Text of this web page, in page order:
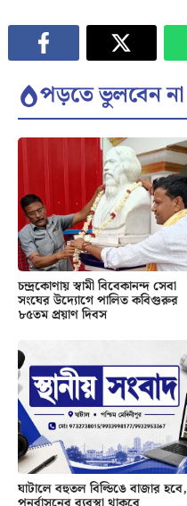
পড়তে ভুলবেন না
চন্দ্রকোণায় স্বামী বিবেকানন্দ সেবা
সংঘের উদ্যোগে পালিত কবিগুরুর
৮৫তম প্রয়াণ দিবস
ঘাটালে বহুতল বিল্ডিঙে বাজার হবে,